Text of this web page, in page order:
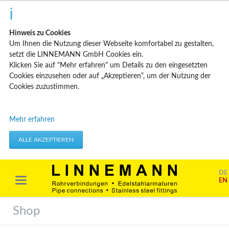
Hinweis zu Cookies
Um Ihnen die Nutzung dieser Webseite komfortabel zu gestalten,
setzt die LINNEMANN GmbH Cookies ein.
Klicken Sie auf "Mehr erfahren" um Details zu den eingesetzten
Cookies einzusehen oder auf „Akzeptieren“, um der Nutzung der
Cookies zuzustimmen.
Technisch erforderliche Cookies
werden verwendet um von Ihnen getätigte Aktionen, wie etwa das
Festlegen Ihrer Datenschutzeinstellungen zu übernehmen.
Erforderliche Cookies akzeptieren
Marketing & Analyse
ausgewertet werden. Das geschieht vor allem mit Cookies und mit
sogenannten Analyseprogrammen. Die Analyse Ihres Surf-
Mehr erfahren
ALLE AKZEPTIEREN
DE
EN
Shop